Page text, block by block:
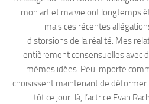
mon art et ma vie ont longtemps
mais ces récentes
distorsions de la réalité. Mes
entièrement consensuelles avec
mêmes idées. Peu importe
choisissent maintenant de déformer
tôt ce jour-là, l’actrice Evan